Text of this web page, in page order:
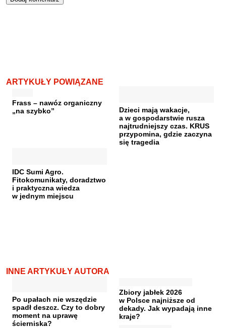
ARTYKUŁY POWIĄZANE
Frass – nawóz organiczny
„na szybko”
Dzieci mają wakacje,
a w gospodarstwie rusza
najtrudniejszy czas. KRUS
przypomina, gdzie zaczyna
się tragedia
IDC Sumi Agro.
Fitokomunikaty, doradztwo
i praktyczna wiedza
w jednym miejscu
INNE ARTYKUŁY AUTORA
Po upałach nie wszędzie
spadł deszcz. Czy to dobry
moment na uprawę
ścierniska?
Zbiory jabłek 2026
w Polsce najniższe od
dekady. Jak wypadają inne
kraje?